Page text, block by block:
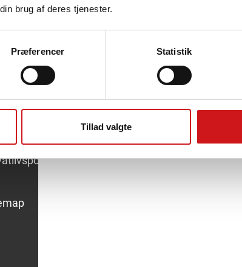
brug af deres tjenester.
Præferencer Statistik
Tillad valgte